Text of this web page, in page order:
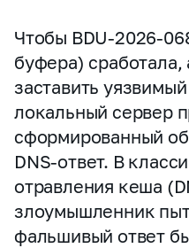
Чтобы
буфера)
заставить
локальный сервер
сформированный
DNS‑ответ. В
отравления кеша
злоумышленник
фальшивый ответ